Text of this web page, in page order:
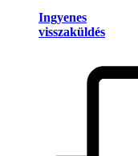
Ingyenes
visszaküldés